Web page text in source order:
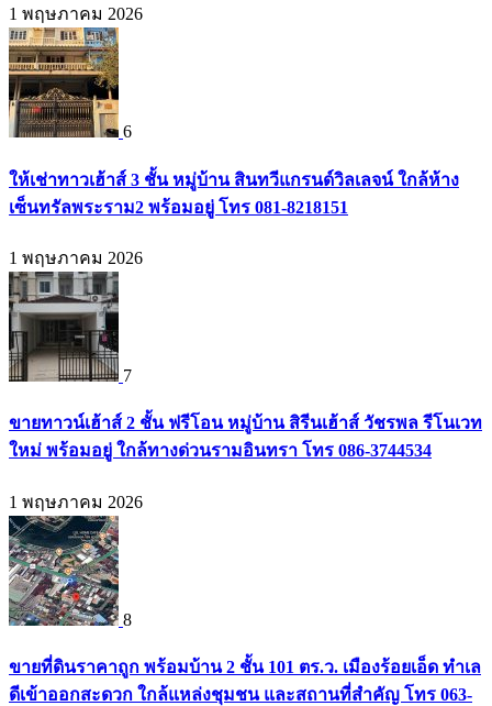
1 พฤษภาคม 2026
6
ให้เช่าทาวเฮ้าส์ 3 ชั้น หมู่บ้าน สินทวีแกรนด์วิลเลจน์ ใกล้ห้าง
เซ็นทรัลพระราม2 พร้อมอยู่ โทร 081-8218151
1 พฤษภาคม 2026
7
ขายทาวน์เฮ้าส์ 2 ชั้น ฟรีโอน หมู่บ้าน สิรีนเฮ้าส์ วัชรพล รีโนเวท
ใหม่ พร้อมอยู่ ใกล้ทางด่วนรามอินทรา โทร 086-3744534
1 พฤษภาคม 2026
8
ขายที่ดินราคาถูก พร้อมบ้าน 2 ชั้น 101 ตร.ว. เมืองร้อยเอ็ด ทำเล
ดีเข้าออกสะดวก ใกล้แหล่งชุมชน และสถานที่สำคัญ โทร 063-